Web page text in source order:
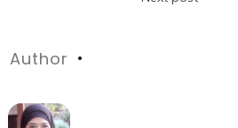
Author